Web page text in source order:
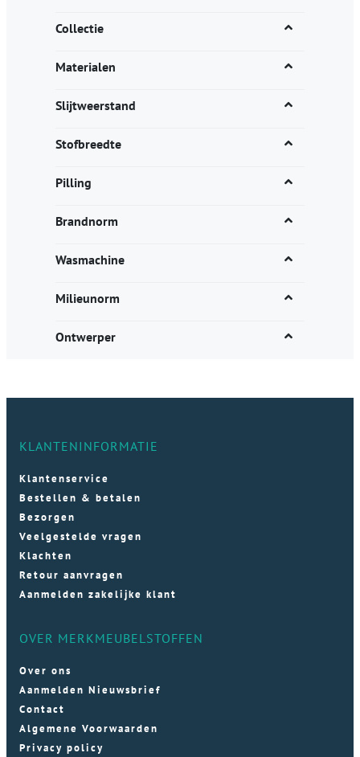
Collectie
Materialen
Slijtweerstand
Stofbreedte
Pilling
Brandnorm
Wasmachine
Milieunorm
Ontwerper
KLANTENINFORMATIE
Klantenservice
Bestellen & betalen
Bezorgen
Veelgestelde vragen
Klachten
Retour aanvragen
Aanmelden zakelijke klant
OVER MERKMEUBELSTOFFEN
Over ons
Aanmelden Nieuwsbrief
Contact
Algemene Voorwaarden
Privacy policy